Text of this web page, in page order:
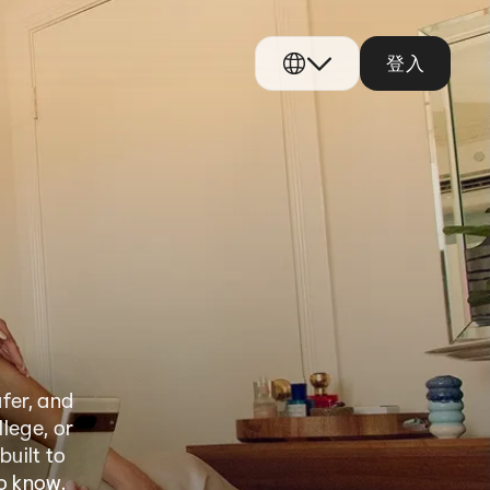
登入
and
or
to
know.